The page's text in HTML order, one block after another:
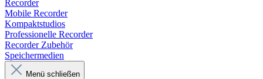
Recorder
Mobile Recorder
Kompaktstudios
Professionelle Recorder
Recorder Zubehör
Speichermedien
Menü schließen